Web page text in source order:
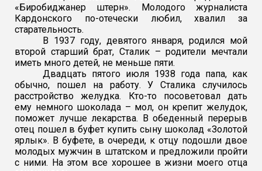
«Биробиджанер штерн». Молодого журналиста
Кардонского по-отечески любил, хвалил за
старательность.
В 1937 году, девятого января, родился мой
второй старший брат, Сталик – родители мечтали
иметь много детей, не меньше пяти.
Двадцать пятого июля 1938 года папа, как
обычно, пошел на работу. У Сталика случилось
расстройство желудка. Кто-то посоветовал дать
ему немного шоколада – мол, он крепит желудок,
поможет лучше лекарства. В обеденный перерыв
отец пошел в буфет купить сыну шоколад «Золотой
ярлык». В буфете, в очереди, к отцу подошли двое
молодых мужчин в штатском и предложили пройти
с ними. На этом все хорошее в жизни моего отца